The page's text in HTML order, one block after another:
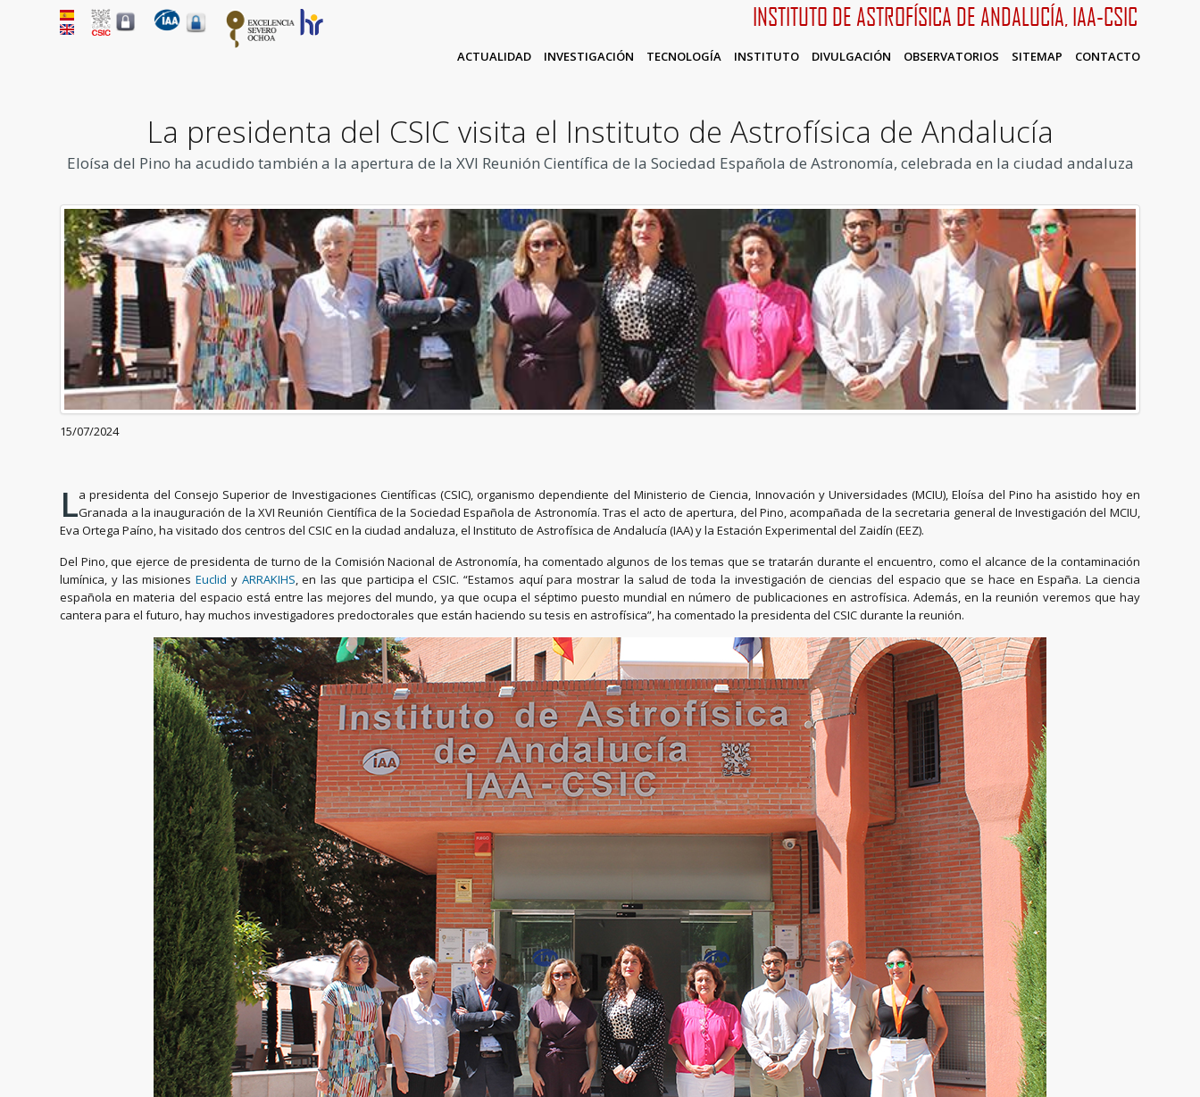
INSTITUTO DE ASTROFÍSICA DE ANDALUCÍA, IAA-CSIC
ACTUALIDAD INVESTIGACIÓN TECNOLOGÍA INSTITUTO DIVULGACIÓN OBSERVATORIOS SITEMAP CONTACTO
La presidenta del CSIC visita el Instituto de Astrofísica de Andalucía
Eloísa del Pino ha acudido también a la apertura de la XVI Reunión Científica de la Sociedad Española de Astronomía, celebrada en la ciudad andaluza
15/07/2024
La presidenta del Consejo Superior de Investigaciones Científicas (CSIC), organismo dependiente del Ministerio de Ciencia, Innovación y Universidades (MCIU), Eloísa del Pino ha asistido hoy en
Granada a la inauguración de la XVI Reunión Científica de la Sociedad Española de Astronomía. Tras el acto de apertura, del Pino, acompañada de la secretaria general de Investigación del MCIU,
Eva Ortega Paíno, ha visitado dos centros del CSIC en la ciudad andaluza, el Instituto de Astrofísica de Andalucía (IAA) y la Estación Experimental del Zaidín (EEZ).
Del Pino, que ejerce de presidenta de turno de la Comisión Nacional de Astronomía, ha comentado algunos de los temas que se tratarán durante el encuentro, como el alcance de la contaminación
lumínica, y las misionesEuclid y ARRAKIHS, en las que participa el CSIC. “Estamos aquí para mostrar la salud de toda la investigación de ciencias del espacio que se hace en España. La ciencia
española en materia del espacio está entre las mejores del mundo, ya que ocupa el séptimo puesto mundial en número de publicaciones en astrofísica. Además, en la reunión veremos que hay
cantera para el futuro, hay muchos investigadores predoctorales que están haciendo su tesis en astrofísica”, ha comentado la presidenta del CSIC durante la reunión.